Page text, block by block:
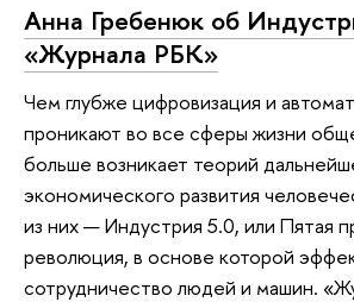
Анна Гребенюк об
«Журнала РБК»
Чем глубже цифровизация и
проникают во все сферы жизни
больше возникает теорий
экономического развития
из них — Индустрия 5.0, или Пятая
революция, в основе которой
сотрудничество людей и машин.